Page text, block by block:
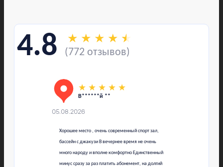
4.8 ★ ★ ★ ★ ★
(772 отзывов)
★ ★ ★ ★ ★
В******й **
05.08.2026
Хорошее место , очень современный спорт зал,
бассейн с джакузи В вечернее время не очень
много народу и вполне комфортно Единственный
минус сразу за раз платить абонемент, на долгий